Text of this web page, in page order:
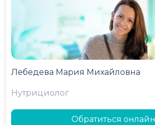
Лебедева Мария Михайловна
Нутрициолог
Обратиться онлайн